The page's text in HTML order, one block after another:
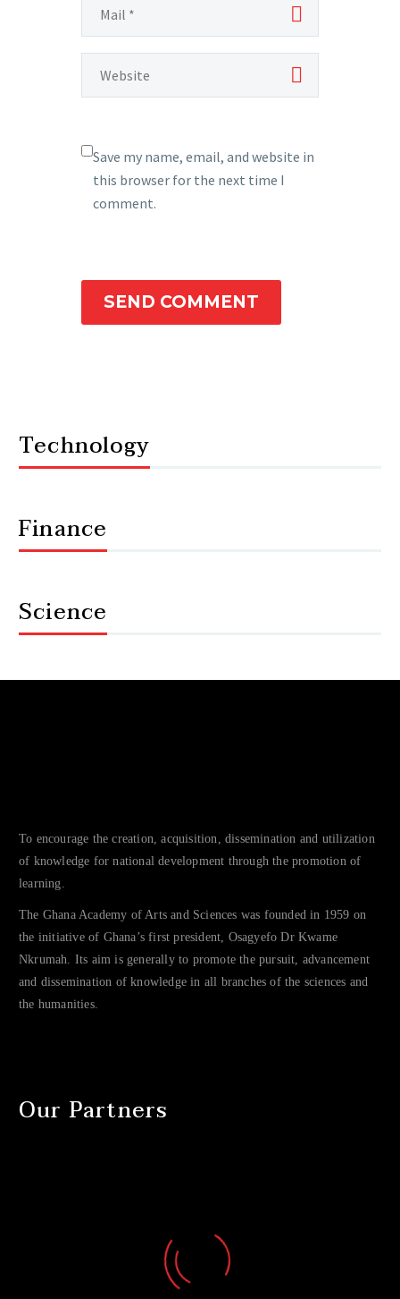
Save my name, email, and website in
this browser for the next time I
comment.
SEND COMMENT
Technology
Finance
Science
To encourage the creation, acquisition, dissemination and utilization
of knowledge for national development through the promotion of
learning.
The Ghana Academy of Arts and Sciences was founded in 1959 on
the initiative of Ghana’s first president, Osagyefo Dr Kwame
Nkrumah. Its aim is generally to promote the pursuit, advancement
and dissemination of knowledge in all branches of the sciences and
the humanities.
Our Partners